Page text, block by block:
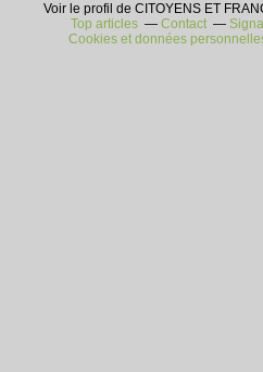
Voir le profil de CITOYENS ET
Top articles
Contact
Cookies et données